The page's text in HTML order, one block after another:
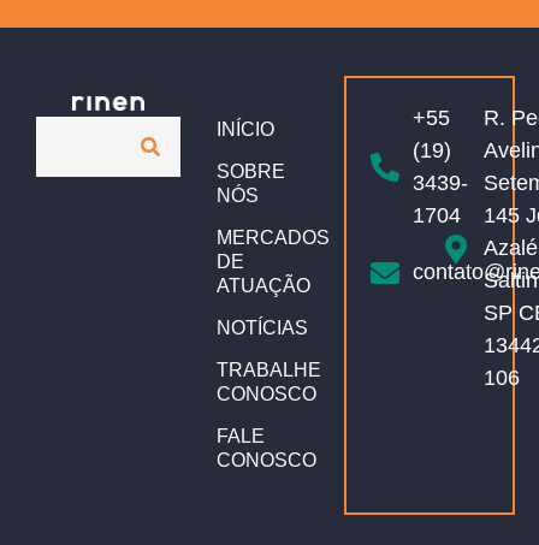
INÍCIO
SOBRE
NÓS
MERCADOS
DE
ATUAÇÃO
NOTÍCIAS
TRABALHE
CONOSCO
FALE
CONOSCO
+55
(19)
3439-
1704
R.
145
SP
106